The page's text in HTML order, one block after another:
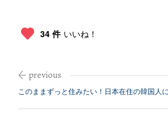
34 件 いいね！
このままずっと住みたい！日本在住の韓国人